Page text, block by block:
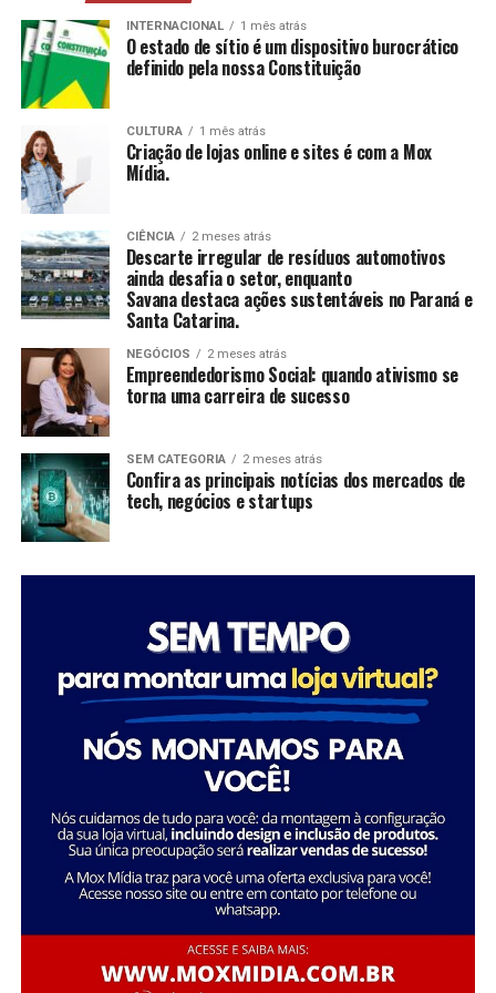
A Savana integra o Grupo Águia Branca e é especializada
na comercialização de caminhões e veículos comerciais
da Mercedes-Benz. Com forte presença nos setores de
transporte e logística, oferece um portfólio completo
de veículos, peças e serviços de oficina. Além disso,
disponibiliza soluções em pneus e recapagem,
garantindo performance e eficiência para os clientes do
segmento de transporte de cargas.
FONTE: A Savana integra o Grupo Águia Branca
suas histórias e vivências.
CCAS
: Ambiente de convivência para crianças e
adolescentes, abrangendo desde jogos até cultura
SAICA: Trabalho de cuidado, orientação e proteção
integral a crianças e adolescentes em situação de
CEIS
: Garantia de um ambiente seguro e desafiador
para o desenvolvimento infantil.
Conclusão
O empreendedorismo social, impulsionado por líderes
como Tatiana Souza, demonstra que ativismo pode, sim,
ser uma carreira de sucesso. As mulheres no comando
dessas organizações não apenas promovem mudanças
significativas em suas comunidades, mas também
inspiram futuras gerações a seguir seus passos,
mostrando que é possível transformar a sociedade
feminina no setor social: “Acredito que quando as
mulheres assumem a liderança, trazem consigo uma
perspectiva única e essencial que promove a inclusão e o
desenvolvimento sustentável. Meu objetivo é continuar
inspirando e capacitando outras mulheres a seguirem
esse caminho, transformando ainda mais vidas e
Essa trajetória exemplifica como o ativismo e o
empreendedorismo social podem convergir para criar
uma carreira gratificante e de grande impacto social.
Sobre o Instituto Macedônia
INTERNACIONAL 1 mês atrás
O estado de sítio é um dispositivo burocrático
definido pela nossa Constituição
CULTURA 1 mês atrás
Criação de lojas online e sites é com a Mox
Mídia.
CIÊNCIA 2 meses atrás
Descarte irregular de resíduos automotivos
ainda desafia o setor, enquanto
Savana destaca ações sustentáveis no Paraná e
Santa Catarina.
NEGÓCIOS 2 meses atrás
Empreendedorismo Social: quando ativismo se
torna uma carreira de sucesso
SEM CATEGORIA 2 meses atrás
Confira as principais notícias dos mercados de
tech, negócios e startups